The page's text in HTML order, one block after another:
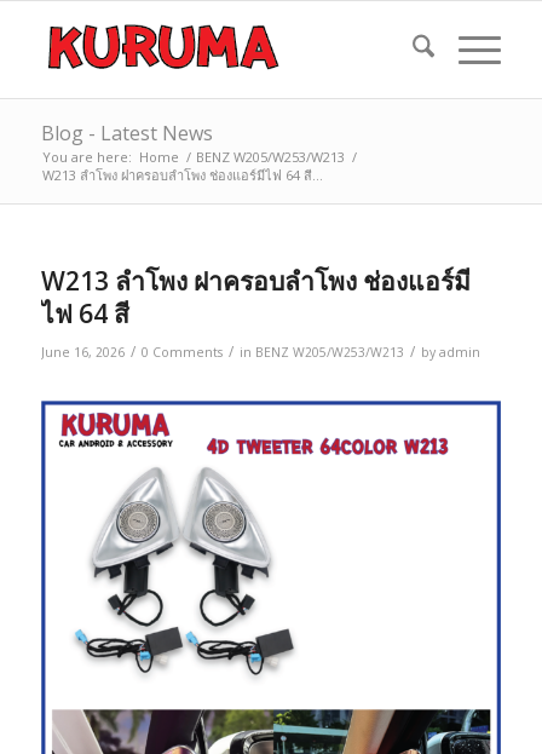
Blog - Latest News
You are here: Home / BENZ W205/W253/W213 /
W213 ลำโพง ฝาครอบลำโพง ช่องแอร์มีไฟ 64 สี...
W213 ลำโพง ฝาครอบลำโพง ช่องแอร์มี
ไฟ 64 สี
June 16, 2026 / 0 Comments / in BENZ W205/W253/W213 / by admin